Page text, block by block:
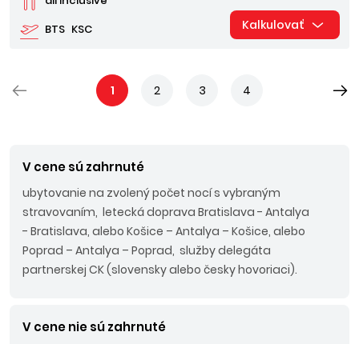
BTS KSC Kalkulovať
1 2 3 4
V cene sú zahrnuté
ubytovanie na zvolený počet nocí s vybraným
stravovaním, letecká doprava Bratislava - Antalya
- Bratislava, alebo Košice – Antalya – Košice, alebo
Poprad – Antalya – Poprad, služby delegáta
partnerskej CK (slovensky alebo česky hovoriaci).
V cene nie sú zahrnuté